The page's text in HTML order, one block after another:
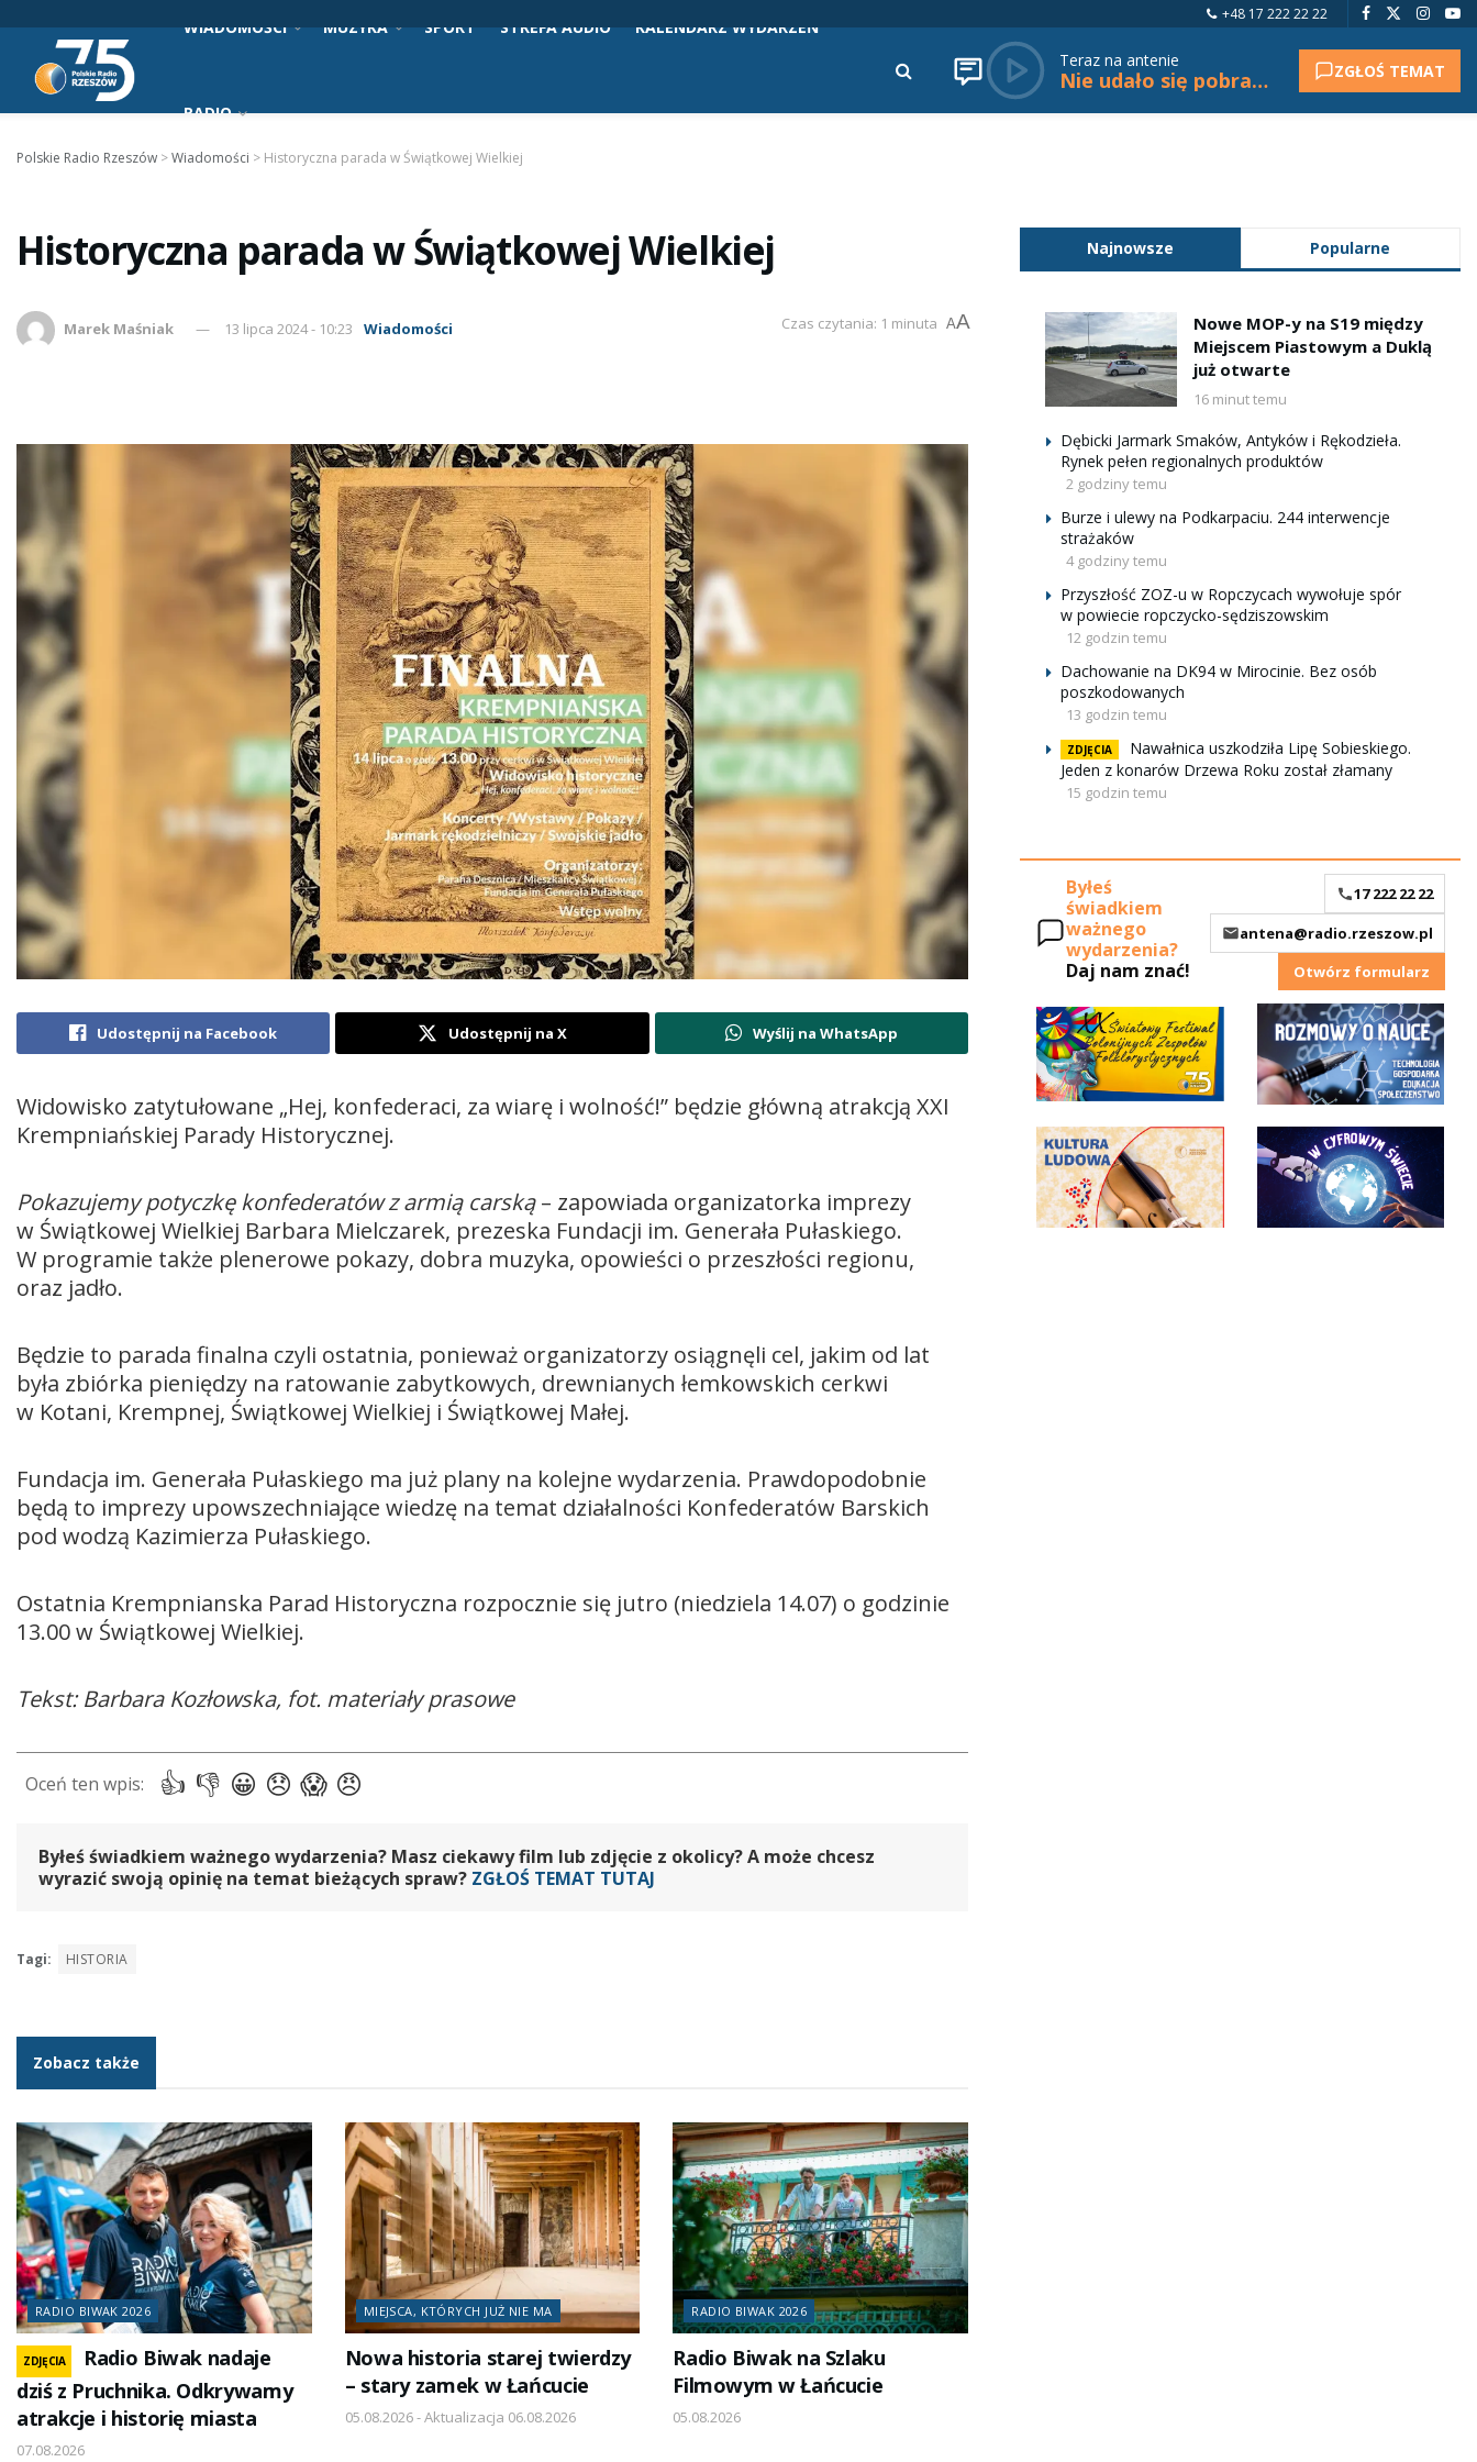
+48 17 222 22 22
WIADOMOŚCI MUZYKA SPORT STREFA AUDIO KALENDARZ WYDARZEŃ
RADIO
Teraz na antenie
Nie udało się pobrać tytułu. ZGŁOŚ TEMAT
Polskie Radio Rzeszów >Wiadomości > Historyczna parada w Świątkowej Wielkiej
Historyczna parada w Świątkowej Wielkiej
Marek Maśniak 13 lipca 2024 - 10:23 Wiadomości Czas czytania: 1 minuta AA
Udostępnij na Facebook Udostępnij na X Wyślij na WhatsApp
Widowisko zatytułowane „Hej, konfederaci, za wiarę i wolność!” będzie główną atrakcją XXI
Krempniańskiej Parady Historycznej.
Pokazujemy potyczkę konfederatów z armią carską– zapowiada organizatorka imprezy
w Świątkowej Wielkiej Barbara Mielczarek, prezeska Fundacji im. Generała Pułaskiego.
W programie także plenerowe pokazy, dobra muzyka, opowieści o przeszłości regionu,
oraz jadło.
Będzie to parada finalna czyli ostatnia, ponieważ organizatorzy osiągnęli cel, jakim od lat
była zbiórka pieniędzy na ratowanie zabytkowych, drewnianych łemkowskich cerkwi
w Kotani, Krempnej, Świątkowej Wielkiej i Świątkowej Małej.
Fundacja im. Generała Pułaskiego ma już plany na kolejne wydarzenia. Prawdopodobnie
będą to imprezy upowszechniające wiedzę na temat działalności Konfederatów Barskich
pod wodzą Kazimierza Pułaskiego.
Ostatnia Krempnianska Parad Historyczna rozpocznie się jutro (niedziela 14.07) o godzinie
13.00 w Świątkowej Wielkiej.
Tekst: Barbara Kozłowska, fot. materiały prasowe
Byłeś świadkiem ważnego wydarzenia? Masz ciekawy film lub zdjęcie z okolicy? A może chcesz
wyrazić swoją opinię na temat bieżących spraw? ZGŁOŚ TEMAT TUTAJ
Tagi: HISTORIA
Zobacz także
RADIO BIWAK 2026
ZDJĘCIA
Radio Biwak nadaje
dziś z Pruchnika. Odkrywamy
atrakcje i historię miasta
07.08.2026
MIEJSCA, KTÓRYCH JUŻ NIE MA
Nowa historia starej twierdzy
– stary zamek w Łańcucie
05.08.2026 - Aktualizacja 06.08.2026
RADIO BIWAK 2026
Radio Biwak na Szlaku
Filmowym w Łańcucie
05.08.2026
Najnowsze Popularne
Nowe MOP-y na S19 między
Miejscem Piastowym a Duklą
już otwarte
16 minut temu
Dębicki Jarmark Smaków, Antyków i Rękodzieła.
Rynek pełen regionalnych produktów
2 godziny temu
Burze i ulewy na Podkarpaciu. 244 interwencje
strażaków
4 godziny temu
Przyszłość ZOZ-u w Ropczycach wywołuje spór
w powiecie ropczycko-sędziszowskim
12 godzin temu
Dachowanie na DK94 w Mirocinie. Bez osób
poszkodowanych
13 godzin temu
ZDJĘCIA
Nawałnica uszkodziła Lipę Sobieskiego.
Jeden z konarów Drzewa Roku został złamany
15 godzin temu
Byłeś
świadkiem
ważnego
wydarzenia?
Daj nam znać!
17 222 22 22
antena@radio.rzeszow.pl
Otwórz formularz